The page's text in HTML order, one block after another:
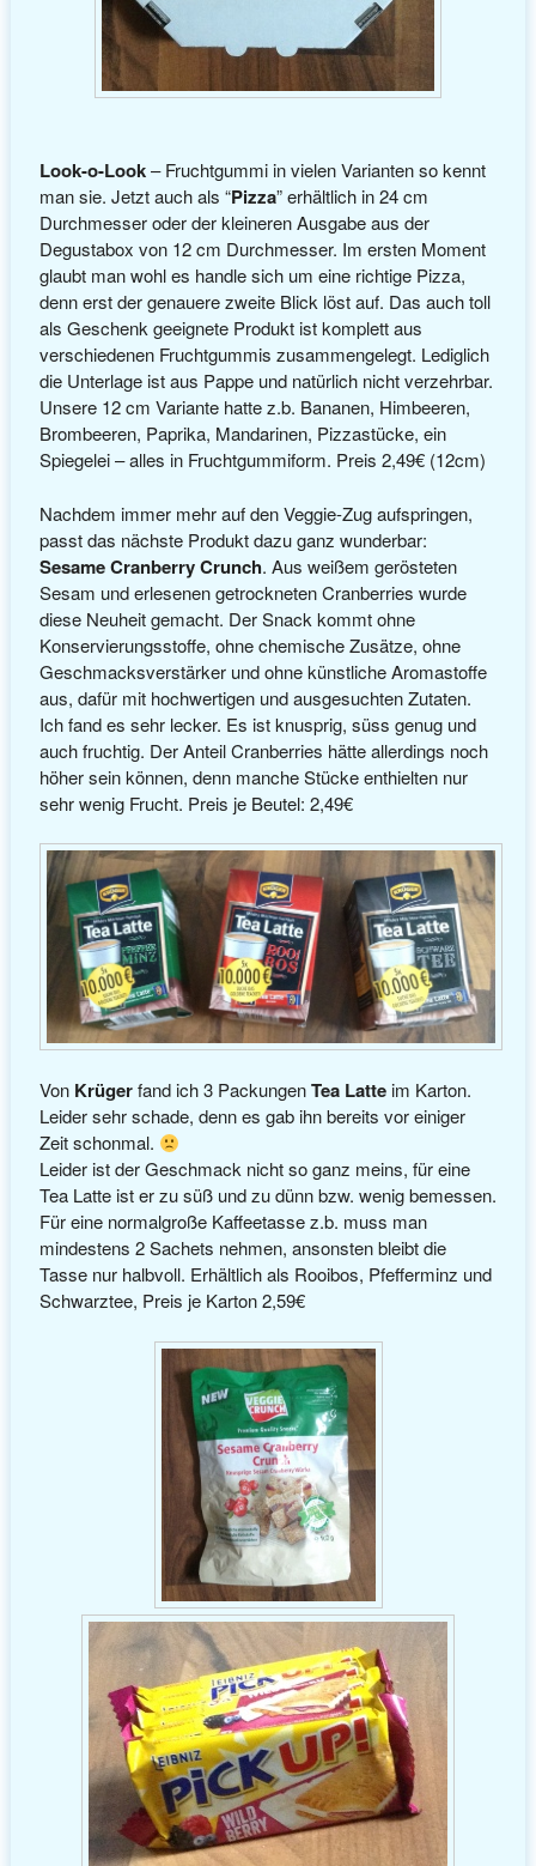
Look-o-Look– Fruchtgummi in vielen Varianten so kennt
man sie. Jetzt auch als “Pizza” erhältlich in 24 cm
Durchmesser oder der kleineren Ausgabe aus der
Degustabox von 12 cm Durchmesser. Im ersten Moment
glaubt man wohl es handle sich um eine richtige Pizza,
denn erst der genauere zweite Blick löst auf. Das auch toll
als Geschenk geeignete Produkt ist komplett aus
verschiedenen Fruchtgummis zusammengelegt. Lediglich
die Unterlage ist aus Pappe und natürlich nicht verzehrbar.
Unsere 12 cm Variante hatte z.b. Bananen, Himbeeren,
Brombeeren, Paprika, Mandarinen, Pizzastücke, ein
Spiegelei – alles in Fruchtgummiform. Preis 2,49€ (12cm)
Nachdem immer mehr auf den Veggie-Zug aufspringen,
passt das nächste Produkt dazu ganz wunderbar:
Sesame Cranberry Crunch. Aus weißem gerösteten
Sesam und erlesenen getrockneten Cranberries wurde
diese Neuheit gemacht. Der Snack kommt ohne
Konservierungsstoffe, ohne chemische Zusätze, ohne
Geschmacksverstärker und ohne künstliche Aromastoffe
aus, dafür mit hochwertigen und ausgesuchten Zutaten.
Ich fand es sehr lecker. Es ist knusprig, süss genug und
auch fruchtig. Der Anteil Cranberries hätte allerdings noch
höher sein können, denn manche Stücke enthielten nur
sehr wenig Frucht. Preis je Beutel: 2,49€
Von Krügerfand ich 3 PackungenTea Latteim Karton.
Leider sehr schade, denn es gab ihn bereits vor einiger
Zeit schonmal.
Leider ist der Geschmack nicht so ganz meins, für eine
Tea Latte ist er zu süß und zu dünn bzw. wenig bemessen.
Für eine normalgroße Kaffeetasse z.b. muss man
mindestens 2 Sachets nehmen, ansonsten bleibt die
Tasse nur halbvoll. Erhältlich als Rooibos, Pfefferminz und
Schwarztee, Preis je Karton 2,59€